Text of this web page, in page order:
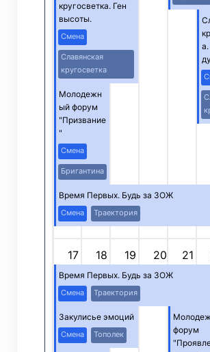
кругосветка. Ген
высоты.
Смена
Славянская
кругосветка
Молодежн
ый форум
"Призвание
"
Смена
Бригантина
Время Первых. Будь за ЗОЖ
Смена Траектория
17
Время Первых. Будь за ЗОЖ
Смена Траектория
Закулисье эмоций
Смена Тополек
18 19 20 21
форум